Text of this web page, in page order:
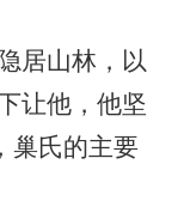
居山林，以
让他，他坚
巢氏的主要